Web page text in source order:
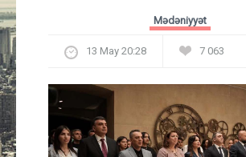
Mədəniyyət
13 May 20:28 7 063